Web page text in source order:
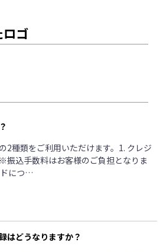
ロゴ
2種類をご利用いただけます。1. クレジ
振込手数料はお客様のご負担となりま
ドにつ…
はどうなりますか？